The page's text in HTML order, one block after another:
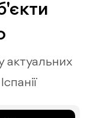
актуальних